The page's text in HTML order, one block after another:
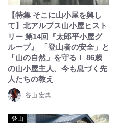
【特集 そこに山小屋を興し
て】北アルプス山小屋ヒスト
リー 第14回『太郎平小屋グ
ループ』 「登山者の安全」と
「山の自然」を守る！ 86歳
の山小屋主人、今も息づく先
人たちの教え
谷山 宏典
登山